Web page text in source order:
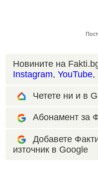
Новините на
Instagram, YouTube,
Четете ни и в
Абонамент за
Добавете
източник в Google